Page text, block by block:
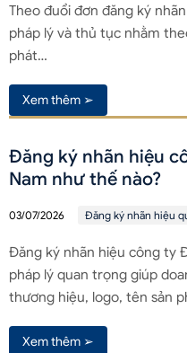
Theo đuổi đơn đăng ký
pháp lý và thủ tục nhằm
phát…
Xem thêm ➢
Đăng ký nhãn hiệu
Nam như thế nào?
03/07/2026 Đăng ký nhãn hiệu
Đăng ký nhãn hiệu công ty
pháp lý quan trọng giúp
thương hiệu, logo, tên sản
Xem thêm ➢